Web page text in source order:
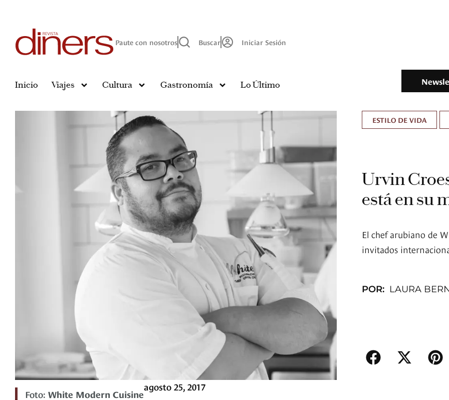
Paute con nosotros Buscar Iniciar Sesión
Inicio Viajes Cultura Gastronomía Lo Último
Foto: White Modern Cuisine
agosto 25, 2017
ESTILO DE VIDA
Urvin
está en su
El chef arubiano de
invitados
POR: LAURA